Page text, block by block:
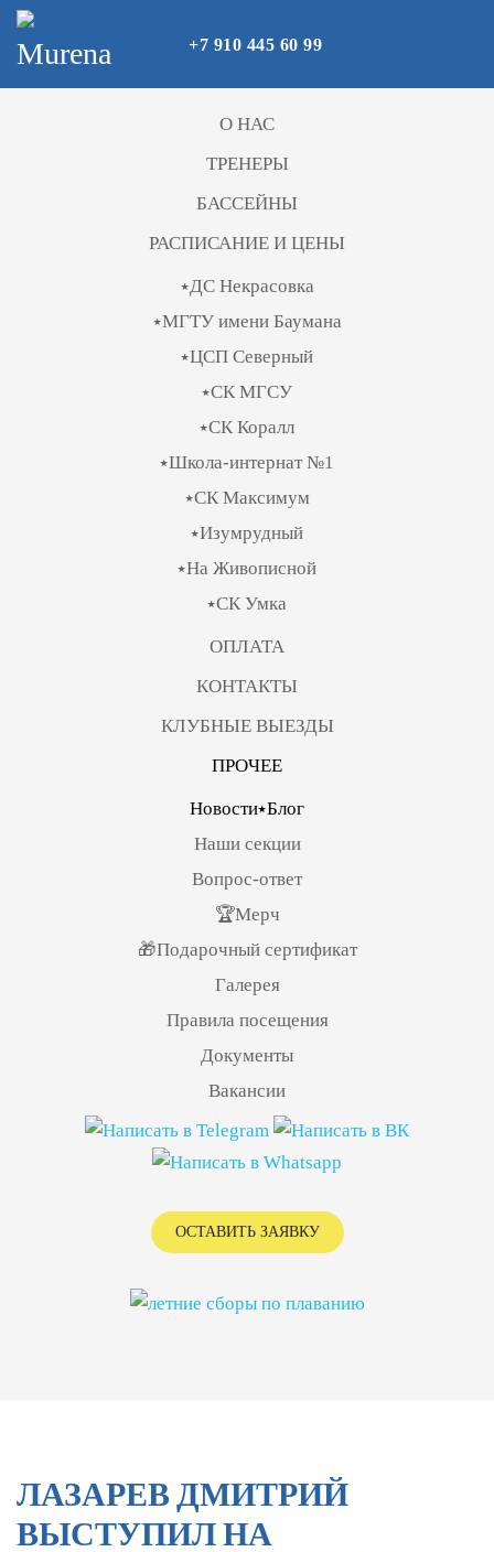
Skip to main content
+7 910 445 60 99
О НАС
ТРЕНЕРЫ
БАССЕЙНЫ
РАСПИСАНИЕ И ЦЕНЫ
⭑ДС Некрасовка
⭑МГТУ имени Баумана
⭑ЦСП Северный
⭑СК МГСУ
⭑СК Коралл
⭑Школа-интернат №1
⭑СК Максимум
⭑Изумрудный
⭑На Живописной
⭑СК Умка
ОПЛАТА
КОНТАКТЫ
КЛУБНЫЕ ВЫЕЗДЫ
ПРОЧЕЕ
Новости⭑Блог
Наши секции
Вопрос-ответ
🏆Мерч
🎁Подарочный сертификат
Галерея
Правила посещения
Документы
Вакансии
ОСТАВИТЬ ЗАЯВКУ
ЛАЗАРЕВ ДМИТРИЙ
ВЫСТУПИЛ НА